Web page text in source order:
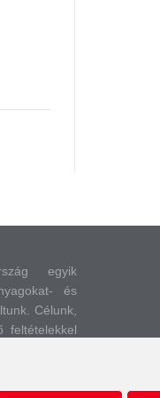
egyik
és
Célunk,
feltételekkel